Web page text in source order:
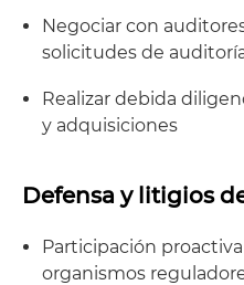
Negociar con
solicitudes de
Realizar debida
y adquisiciones
Defensa y litigios
Participación
organismos